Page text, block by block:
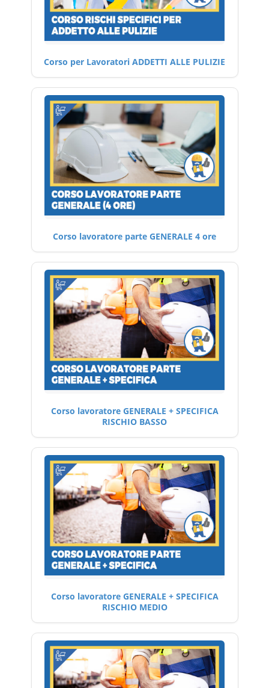
Corso per Lavoratori ADDETTI ALLE PULIZIE
Corso lavoratore parte GENERALE 4 ore
Corso lavoratore GENERALE + SPECIFICA
RISCHIO BASSO
Corso lavoratore GENERALE + SPECIFICA
RISCHIO MEDIO